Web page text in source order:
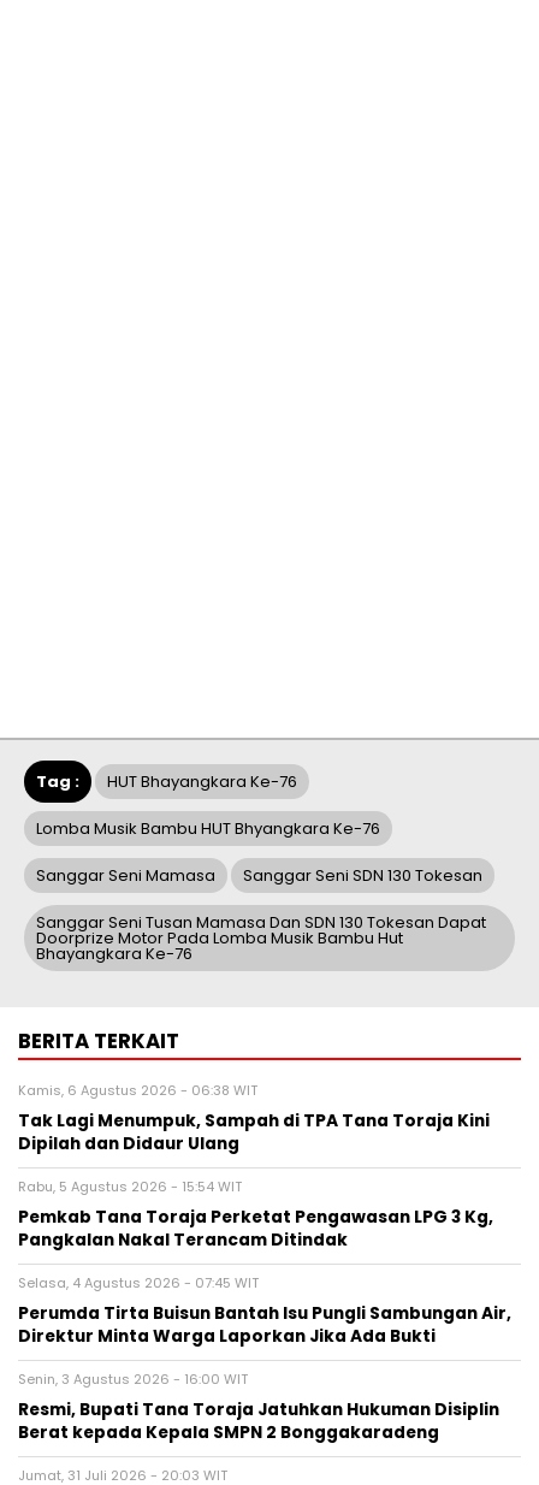
Tag : HUT Bhayangkara Ke-76
Lomba Musik Bambu HUT Bhyangkara Ke-76
Sanggar Seni Mamasa Sanggar Seni SDN 130 Tokesan
Sanggar Seni Tusan Mamasa Dan SDN 130 Tokesan Dapat
Doorprize Motor Pada Lomba Musik Bambu Hut
Bhayangkara Ke-76
BERITA TERKAIT
Kamis, 6 Agustus 2026 - 06:38 WIT
Tak Lagi Menumpuk, Sampah di TPA Tana Toraja Kini
Dipilah dan Didaur Ulang
Rabu, 5 Agustus 2026 - 15:54 WIT
Pemkab Tana Toraja Perketat Pengawasan LPG 3 Kg,
Pangkalan Nakal Terancam Ditindak
Selasa, 4 Agustus 2026 - 07:45 WIT
Perumda Tirta Buisun Bantah Isu Pungli Sambungan Air,
Direktur Minta Warga Laporkan Jika Ada Bukti
Senin, 3 Agustus 2026 - 16:00 WIT
Resmi, Bupati Tana Toraja Jatuhkan Hukuman Disiplin
Berat kepada Kepala SMPN 2 Bonggakaradeng
Jumat, 31 Juli 2026 - 20:03 WIT